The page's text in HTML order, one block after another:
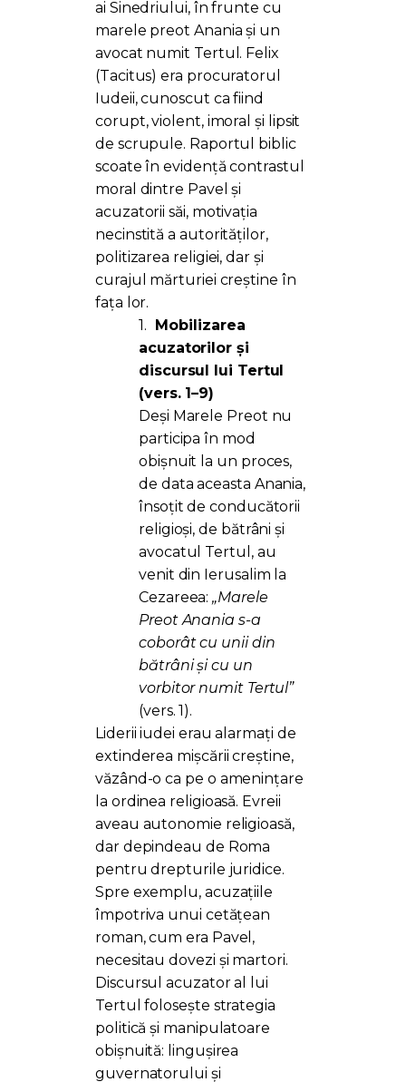
ai Sinedriului, în frunte cu
marele preot Anania și un
avocat numit Tertul. Felix
(Tacitus) era procuratorul
Iudeii, cunoscut ca fiind
corupt, violent, imoral și lipsit
de scrupule. Raportul biblic
scoate în evidență contrastul
moral dintre Pavel și
acuzatorii săi, motivația
necinstită a autorităților,
politizarea religiei, dar și
curajul mărturiei creștine în
fața lor.
1. Mobilizarea
acuzatorilor și
discursul lui Tertul
(vers. 1–9)
Deși Marele Preot nu
participa în mod
obișnuit la un proces,
de data aceasta Anania,
însoțit de conducătorii
religioși, de bătrâni și
avocatul Tertul, au
venit din Ierusalim la
Cezareea:„Marele
Preot Anania s-a
coborât cu unii din
bătrâni și cu un
vorbitor numit Tertul”
(vers. 1).
Liderii iudei erau alarmați de
extinderea mișcării creștine,
văzând-o ca pe o amenințare
la ordinea religioasă. Evreii
aveau autonomie religioasă,
dar depindeau de Roma
pentru drepturile juridice.
Spre exemplu, acuzațiile
împotriva unui cetățean
roman, cum era Pavel,
necesitau dovezi și martori.
Discursul acuzator al lui
Tertul folosește strategia
politică și manipulatoare
obișnuită: lingușirea
guvernatorului și